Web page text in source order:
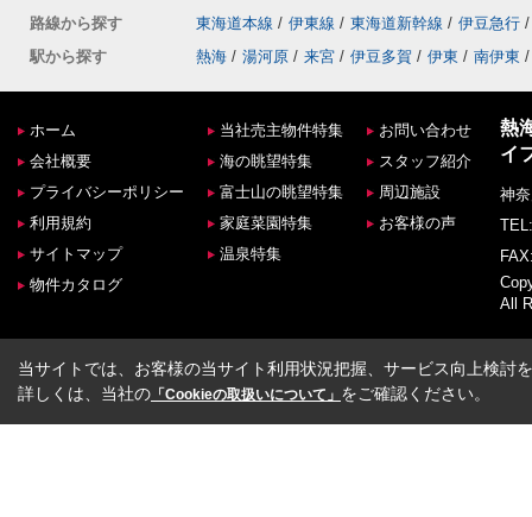
路線から探す
東海道本線 / 伊東線 / 東海道新幹線 / 伊豆急行 /
駅から探す
熱海 / 湯河原 / 来宮 / 伊豆多賀 / 伊東 / 南伊東 /
ホーム
会社概要
プライバシーポリシー
利用規約
サイトマップ
物件カタログ
当社売主物件特集
海の眺望特集
富士山の眺望特集
家庭菜園特集
温泉特集
お問い合わせ
スタッフ紹介
周辺施設
お客様の声
熱
イ
神
All
当サイトでは、お客様の当サイト利用状況把握、サービス向上検討
詳しくは、当社の 「Cookieの取扱いについて」 をご確認ください。